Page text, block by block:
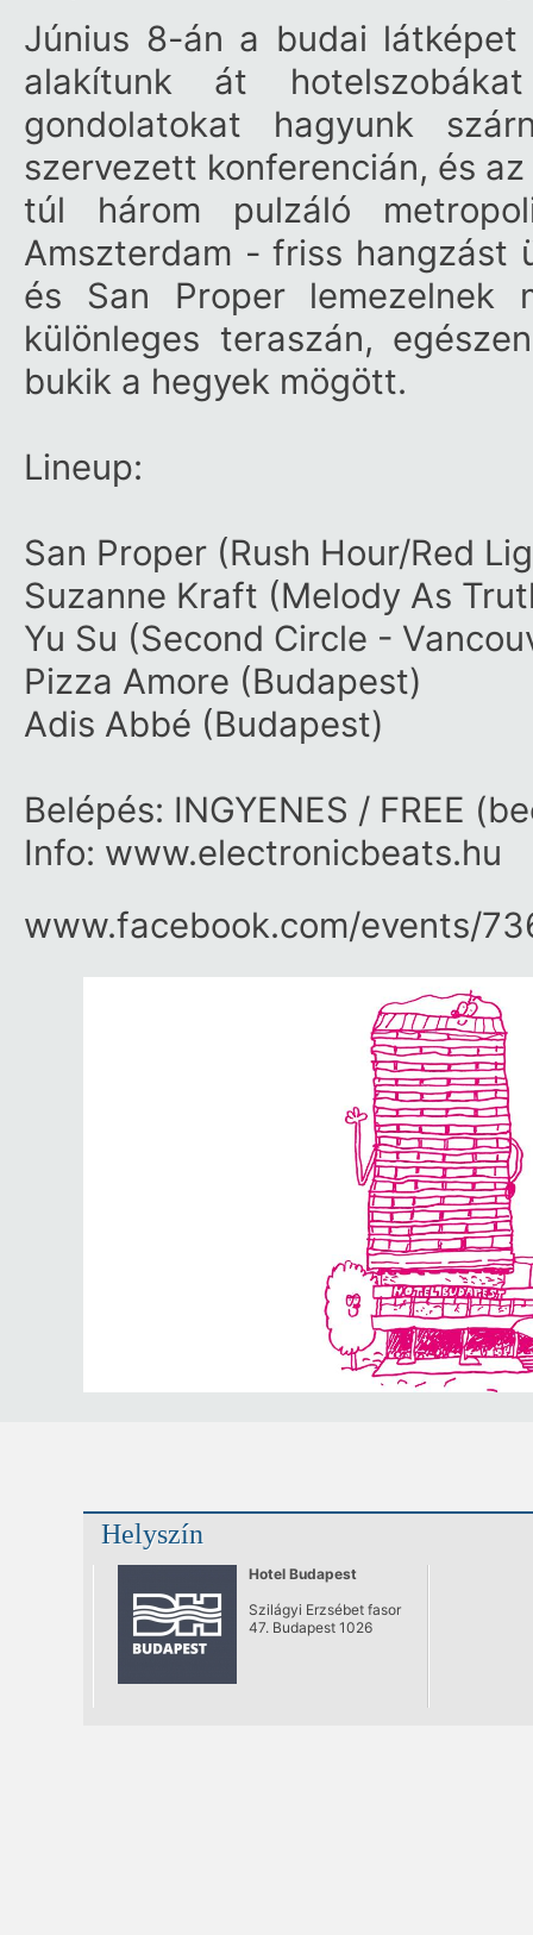
Június 8-án a budai látképet
alakítunk át
gondolatokat hagyunk
szervezett konferencián, és
túl három pulzáló
Amszterdam - friss hangzást
és San Proper lemezelnek
különleges teraszán,
bukik a hegyek mögött.
Lineup:
San Proper (Rush Hour/Red
Suzanne Kraft (Melody As
Yu Su (Second Circle -
Pizza Amore (Budapest)
Adis Abbé (Budapest)
Belépés: INGYENES / FREE
Info: www.electronicbeats.hu
www.facebook.com/​events/​
Helyszín
Hotel Budapest
Szilágyi Erzsébet fasor
47. Budapest 1026